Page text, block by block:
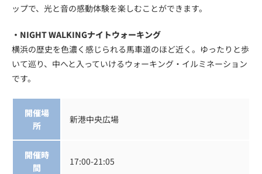
ップで、光と音の感動体験を楽しむことができます。
・NIGHT WALKINGナイトウォーキング
横浜の歴史を色濃く感じられる馬車道のほど近く。ゆったりと歩
いて巡り、中へと入っていけるウォーキング・イルミネーション
です。
開催場
所
新港中央広場
開催時
間
17:00-21:05